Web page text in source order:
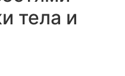
тела и